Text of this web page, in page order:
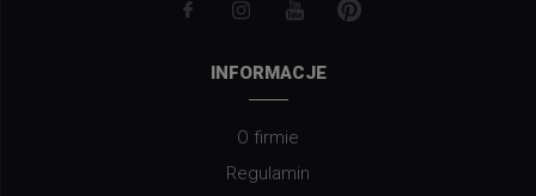
INFORMACJE
O firmie
Regulamin